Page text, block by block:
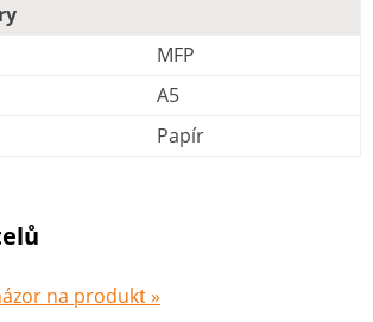
MFP
A5
Papír
na produkt »